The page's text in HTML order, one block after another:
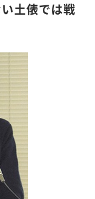
土俵では戦